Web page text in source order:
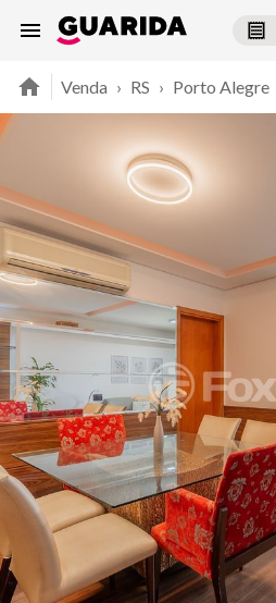
Venda › RS › Porto Alegre